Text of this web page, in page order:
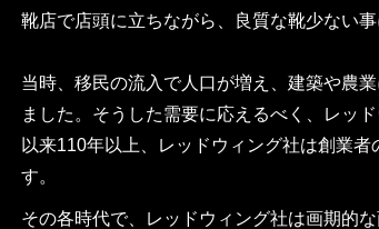
靴店で店頭に立ちながら、良質な靴少ない
当時、移民の流入で人口が増え、建築や農
ました。そうした需要に応えるべく、レッ
以来110年以上、レッドウィング社は創業
す。
その各時代で、レッドウィング社は画期的